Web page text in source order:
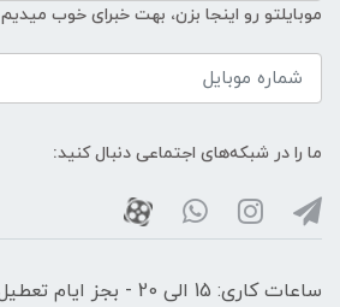
موبایلتو رو اینجا بزن، بهت خبرای خوب میدیم
ما را در شبکه‌های اجتماعی دنبال کنید:
ساعات کاری: 15 الی 20 - بجز ایام تعطیل